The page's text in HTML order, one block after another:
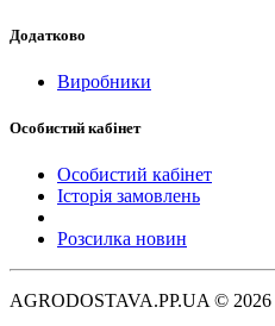
Додатково
Виробники
Особистий кабінет
Особистий кабінет
Історія замовлень
Розсилка новин
AGRODOSTAVA.PP.UA © 2026